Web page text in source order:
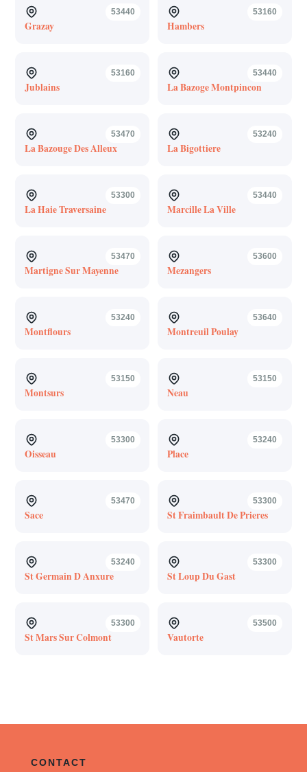
53440
Grazay
53160
Hambers
53160
Jublains
53440
La Bazoge Montpincon
53470
La Bazouge Des Alleux
53240
La Bigottiere
53300
La Haie Traversaine
53440
Marcille La Ville
53470
Martigne Sur Mayenne
53600
Mezangers
53240
Montflours
53640
Montreuil Poulay
53150
Montsurs
53150
Neau
53300
Oisseau
53240
Place
53470
Sace
53300
St Fraimbault De Prieres
53240
St Germain D Anxure
53300
St Loup Du Gast
53300
St Mars Sur Colmont
53500
Vautorte
CONTACT